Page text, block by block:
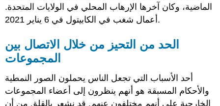
الماضية، وكان آخرها الإرهاب المحلي في الولايات المتحدة.
أعمال شغب في الكابيتول في 6 يناير 2021.
الحد من التحيز من خلال الاتصال بين
المجموعات
أحد الأسباب التي تجعل الناس يحملون الصور النمطية
والأحكام المسبقة هو أنهم ينظرون إلى أعضاء المجموعات
الخارجية على أنهم مختلفون عنهم. قد نشعر بالقلق من أن